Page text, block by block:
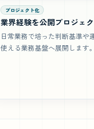
プロジェクト化
業界経験を公開プロジェ
日常業務で培った判断基準や
使える業務基盤へ展開します。